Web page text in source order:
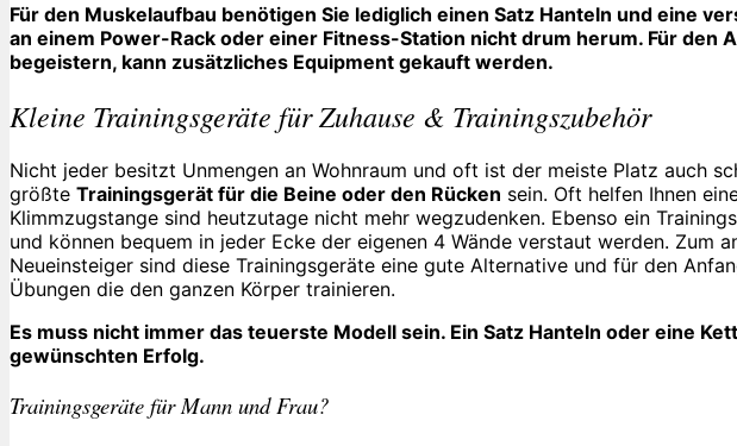
Für den Muskelaufbau benötigen Sie lediglich einen Satz Hanteln und eine
an einem Power-Rack oder einer Fitness-Station nicht drum herum. Für den
begeistern, kann zusätzliches Equipment gekauft werden.
Kleine Trainingsgeräte für Zuhause & Trainingszubehör
Nicht jeder besitzt Unmengen an Wohnraum und oft ist der meiste Platz auch
größte Trainingsgerät für die Beine oder den Rücken sein. Oft helfen Ihnen
Klimmzugstange sind heutzutage nicht mehr wegzudenken. Ebenso ein
und können bequem in jeder Ecke der eigenen 4 Wände verstaut werden. Zum
Neueinsteiger sind diese Trainingsgeräte eine gute Alternative und für den
Übungen die den ganzen Körper trainieren.
Es muss nicht immer das teuerste Modell sein. Ein Satz Hanteln oder eine
gewünschten Erfolg.
Trainingsgeräte für Mann und Frau?